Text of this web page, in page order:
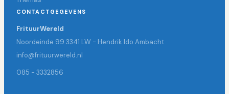
CONTACTGEGEVENS
FrituurWereld
Noordeinde 99 3341 LW - Hendrik Ido Ambacht
info@frituurwereld.nl
085 - 3332856